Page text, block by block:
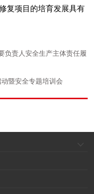
复项目的培育发展具有
负责人安全生产主体责任履
暨安全专题培训会